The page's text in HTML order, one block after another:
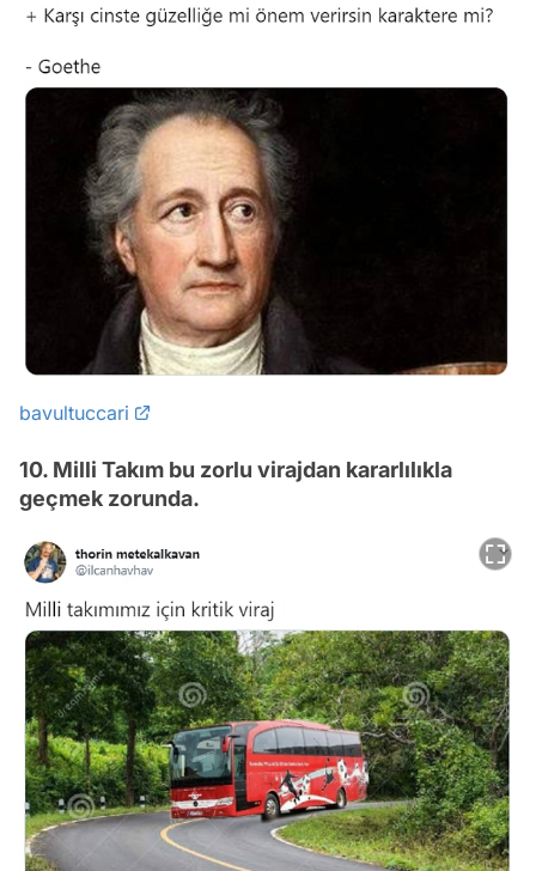
bavultuccari
10. Milli Takım bu zorlu virajdan kararlılıkla
geçmek zorunda.